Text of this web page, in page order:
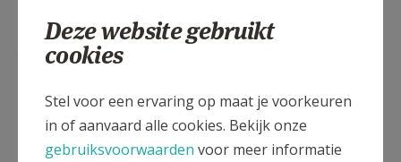
contact: deken Jan Philippe, Kerkdijk 2, 3900 Pelt,
janphilippe3500@gmail.com
Deze website gebruikt
cookies
Stel voor een ervaring op maat je voorkeuren
in of aanvaard alle cookies. Bekijk onze
gebruiksvoorwaarden voor meer informatie